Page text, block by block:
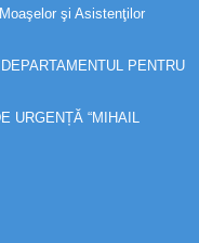
şi Asistenţilor
PENTRU
URGENȚĂ “MIHAIL